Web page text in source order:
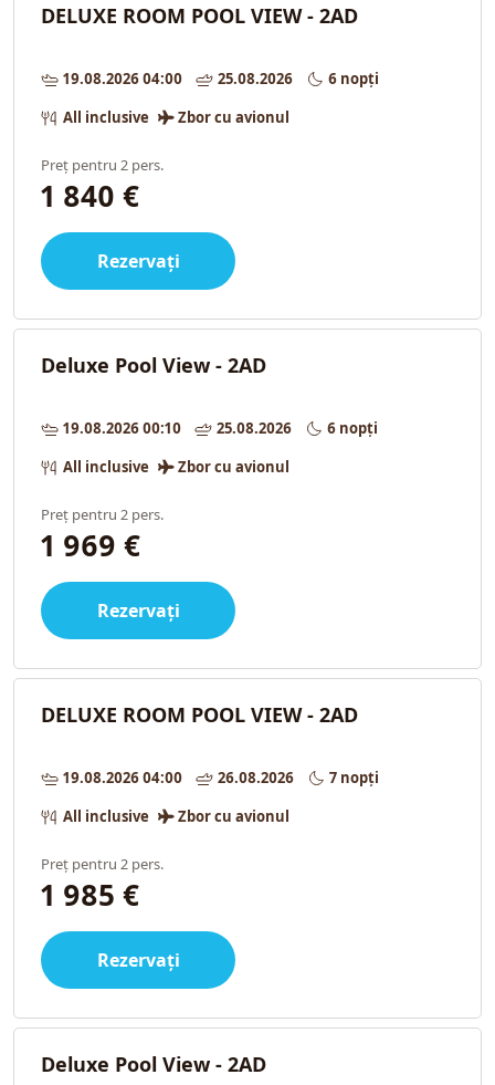
DELUXE ROOM POOL VIEW - 2AD
19.08.2026 04:00 25.08.2026
6 nopți
All inclusive
Zbor cu avionul
Preț pentru 2 pers.
1 840 €
Rezervați
Deluxe Pool View - 2AD
19.08.2026 00:10 25.08.2026
6 nopți
All inclusive
Zbor cu avionul
Preț pentru 2 pers.
1 969 €
Rezervați
DELUXE ROOM POOL VIEW - 2AD
19.08.2026 04:00 26.08.2026
7 nopți
All inclusive
Zbor cu avionul
Preț pentru 2 pers.
1 985 €
Rezervați
Deluxe Pool View - 2AD